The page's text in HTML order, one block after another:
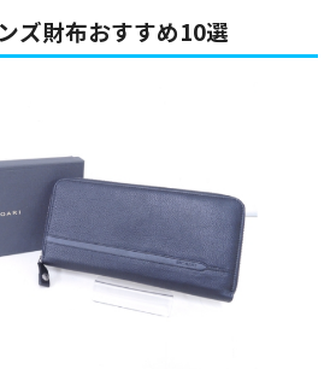
ズ財布おすすめ10選